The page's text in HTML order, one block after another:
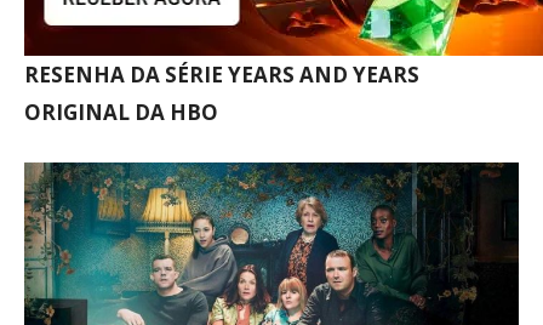
RESENHA DA SÉRIE YEARS AND YEARS
ORIGINAL DA HBO